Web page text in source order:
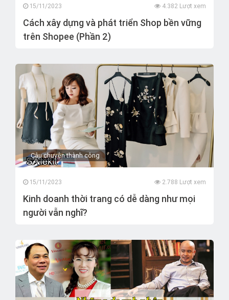
15/11/2023 4.382 Lượt xem
Cách xây dựng và phát triển Shop bền vững
trên Shopee (Phần 2)
Câu chuyện thành công
15/11/2023 2.788 Lượt xem
Kinh doanh thời trang có dễ dàng như mọi
người vẫn nghĩ?